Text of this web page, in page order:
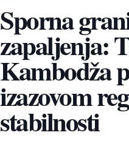
Sporna
zapaljenja:
Kambodža
izazovom
stabilnosti